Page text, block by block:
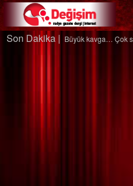
Son Dakika |Ağaçtan düştü…